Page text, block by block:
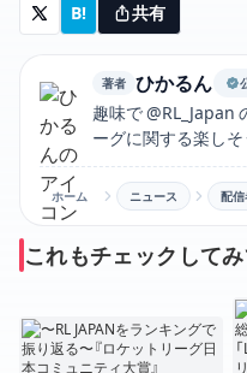
B! 共有
著者 ひかるん
趣味で @RL_Japan
ーグに関する楽しそ
ホーム ニュース
これもチェックしてみ